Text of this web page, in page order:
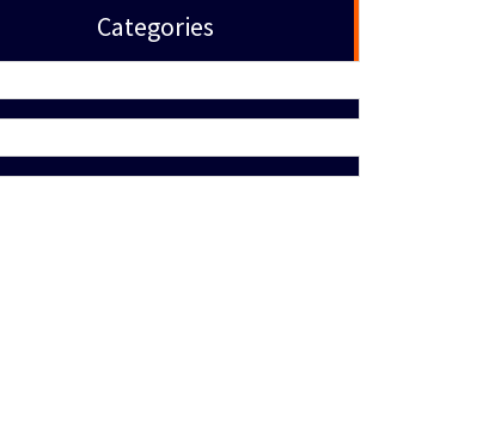
Categories